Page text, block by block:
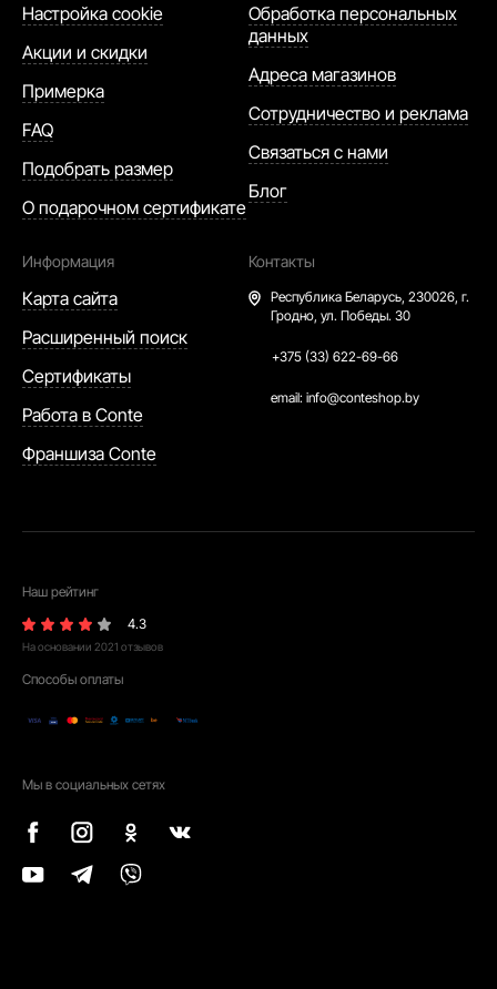
Настройка cookie
Акции и скидки
Примерка
FAQ
Подобрать размер
О подарочном сертификате
Обработка персональных
данных
Адреса магазинов
Сотрудничество и реклама
Связаться с нами
Блог
Информация
Карта сайта
Расширенный поиск
Сертификаты
Работа в Conte
Франшиза Conte
Контакты
Республика Беларусь, 230026, г.
Гродно, ул. Победы. 30
+375 (33) 622-69-66
email: info@conteshop.by
Наш рейтинг
4.3
На основании 2021 отзывов
Способы оплаты
Мы в социальных сетях